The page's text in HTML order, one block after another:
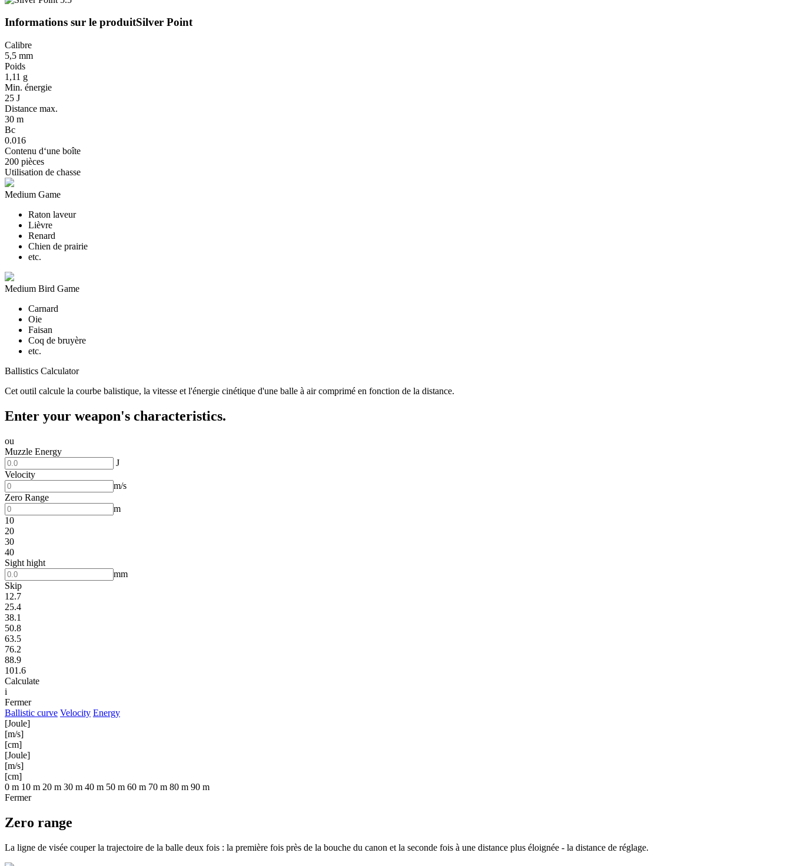
Informations sur le produitSilver Point
Calibre
5,5 mm
Poids
1,11 g
Min. énergie
25 J
Distance max.
30 m
Bc
0.016
Contenu d‘une boîte
200 pièces
Utilisation de chasse
Medium Game
Raton laveur
Lièvre
Renard
Chien de prairie
etc.
Medium Bird Game
Carnard
Oie
Faisan
Coq de bruyère
etc.
Ballistics Calculator
Cet outil calcule la courbe balistique, la vitesse et l'énergie cinétique d'une balle à air comprimé en fonction de la distance.
Enter your weapon's characteristics.
ou
Muzzle Energy
J
Velocity
m/s
Zero Range
m
10
20
30
40
Sight hight
mm
Skip
12.7
25.4
38.1
50.8
63.5
76.2
88.9
101.6
Calculate
i
Fermer
Ballistic curve Velocity Energy
[Joule]
[m/s]
[cm]
[Joule]
[m/s]
[cm]
0 m 10 m 20 m 30 m 40 m 50 m 60 m 70 m 80 m 90 m
Fermer
Zero range
La ligne de visée couper la trajectoire de la balle deux fois : la première fois près de la bouche du canon et la seconde fois à une distance plus éloignée - la distance de réglage.